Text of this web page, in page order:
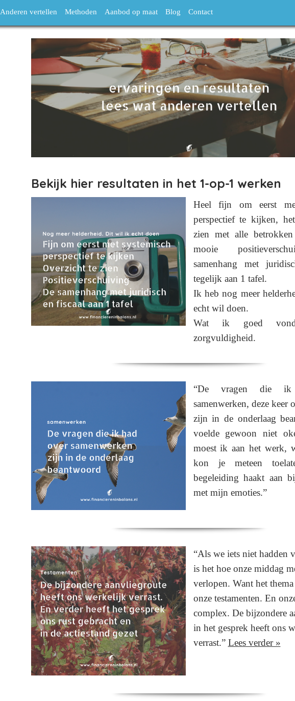
Anderen vertellen Methoden Aanbod op maat Blog Contact
Bekijk hier resultaten in het 1-op-1 werken
Heel fijn om eerst
perspectief te kijken,
zien met alle
mooie
samenhang met
tegelijk aan 1 tafel.
Ik heb nog meer
echt wil doen.
Wat ik goed
zorgvuldigheid.
“De vragen die
samenwerken, deze keer
zijn in de onderlaag
voelde gewoon niet
moest ik aan het werk,
kon je meteen
begeleiding haakt aan
met mijn emoties.”
“Als we iets niet hadden
is het hoe onze middag
verlopen. Want het
onze testamenten. En
complex. De bijzondere
in het gesprek heeft ons
verrast.” Lees verder »